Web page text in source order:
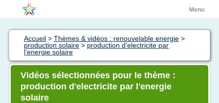
Menu
Accueil > Thèmes & vidéos : renouvelable energie >
production solaire > production d'electricite par
l'energie solaire
Vidéos sélectionnées pour le thème :
production d'electricite par l'energie
solaire